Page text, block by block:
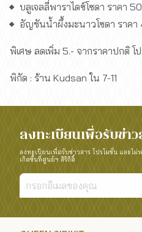
บลูเจลลี่พาราไดซ์โซดา ราคา
อัญชันน้ำผึ้งมะนาวโซดา ราคา
พิเศษ ลดเพิ่ม 5.- จากราคาปกติ โ
พิกัด : ร้าน Kudsan ใน 7-11
ลงทะเบียนเพื่อรับข่า
ลงทะเบียนเพื่อรับข่าวสาร โปรโมชั่น และไม่
เกิดขึ้นที่ศูนย์ฯ สิริกิติ์